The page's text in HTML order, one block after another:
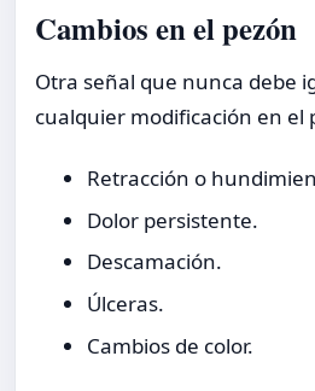
Cambios en el pezón
Otra señal que nunca debe
cualquier modificación en el
Retracción o
Dolor persistente.
Descamación.
Úlceras.
Cambios de color.